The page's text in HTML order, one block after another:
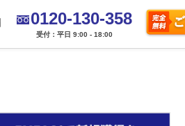
0120-130-358
受付：平日 9:00 - 18:00